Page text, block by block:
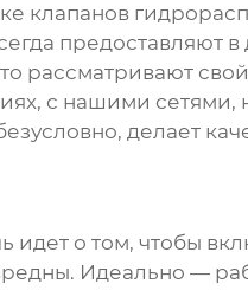
клапанов
предоставляют в
рассматривают
с нашими
делает
идет о том, чтобы
Идеально —